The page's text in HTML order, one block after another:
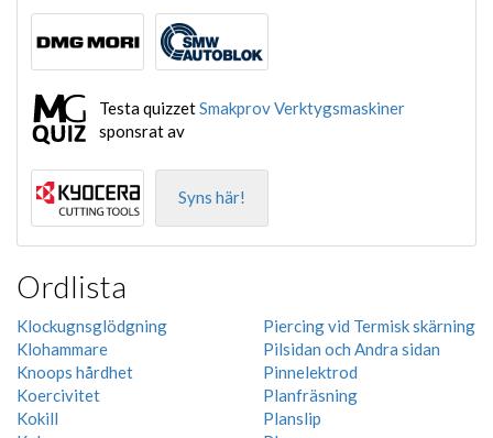
Testa quizzetSmakprov Verktygsmaskiner
sponsrat av
Syns här!
Ordlista
Klockugnsglödgning
Klohammare
Knoops hårdhet
Koercivitet
Kokill
Piercing vid Termisk skärning
Pilsidan och Andra sidan
Pinnelektrod
Planfräsning
Planslip